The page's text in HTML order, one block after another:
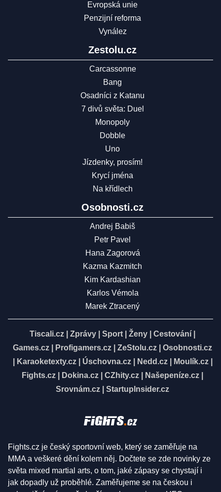
Evropská unie
Penzijní reforma
Vynález
Zestolu.cz
Carcassonne
Bang
Osadníci z Katanu
7 divů světa: Duel
Monopoly
Dobble
Uno
Jízdenky, prosím!
Krycí jména
Na křídlech
Osobnosti.cz
Andrej Babiš
Petr Pavel
Hana Zagorová
Kazma Kazmitch
Kim Kardashian
Karlos Vémola
Marek Ztracený
Tiscali.cz Zprávy Sport Ženy Cestování
Games.cz
Profigamers.cz ZeStolu.cz
Osobnosti.cz
Karaoketexty.cz| Úschovna.cz| Nedd.cz| Moulík.cz|
Fights.cz
Dokina.cz CZhity.cz Našepeníze.cz
Srovnám.cz
StartupInsider.cz
Fights.cz je český sportovní web, který se zaměřuje na
MMA a veškeré dění kolem něj. Dočtete se zde novinky ze
světa mixed martial arts, o tom, jaké zápasy se chystají i
jak dopadly už proběhlé. Zaměřujeme se na českou i